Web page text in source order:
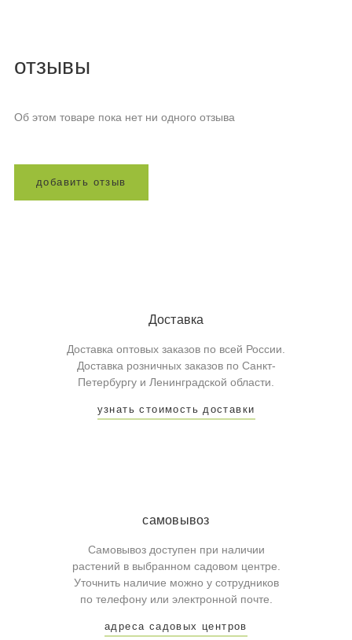
отзывы
Об этом товаре пока нет ни одного отзыва
доба вит ь отз ыв
Доставка
Доставка оптовых заказов по всей России.
Доставка розничных заказов по Санкт-
Петербургу и Ленинградской области.
узнать стоимость доставки
самовывоз
Самовывоз доступен при наличии
растений в выбранном садовом центре.
Уточнить наличие можно у сотрудников
по телефону или электронной почте.
адреса садовых центров